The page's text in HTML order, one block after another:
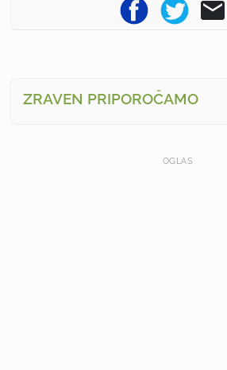
ZRAVEN PRIPOROČAMO
OGLAS